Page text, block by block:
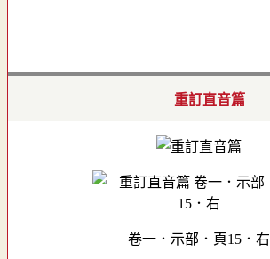
重訂直音篇
卷一．示部．頁15．右